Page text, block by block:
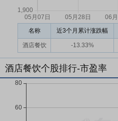
名称 近3个月累计涨跌幅
酒店餐饮 -13.33%
酒店餐饮个股排行-市盈率